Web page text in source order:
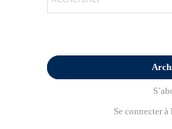
Se connecter à